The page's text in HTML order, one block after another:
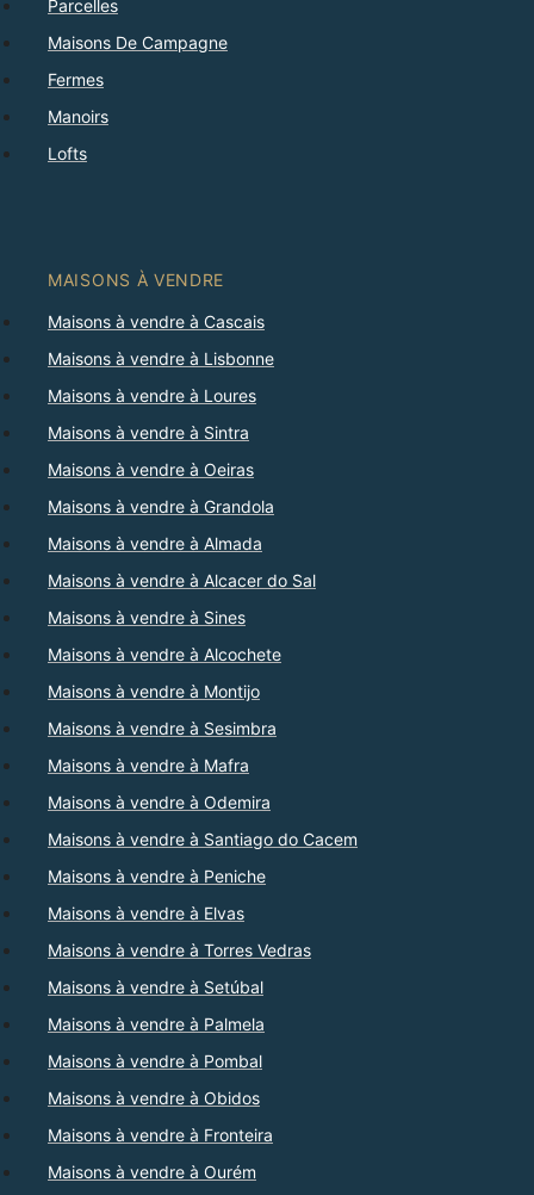
Parcelles
Maisons De Campagne
Fermes
Manoirs
Lofts
MAISONS À VENDRE
Maisons à vendre à Cascais
Maisons à vendre à Lisbonne
Maisons à vendre à Loures
Maisons à vendre à Sintra
Maisons à vendre à Oeiras
Maisons à vendre à Grandola
Maisons à vendre à Almada
Maisons à vendre à Alcacer do Sal
Maisons à vendre à Sines
Maisons à vendre à Alcochete
Maisons à vendre à Montijo
Maisons à vendre à Sesimbra
Maisons à vendre à Mafra
Maisons à vendre à Odemira
Maisons à vendre à Santiago do Cacem
Maisons à vendre à Peniche
Maisons à vendre à Elvas
Maisons à vendre à Torres Vedras
Maisons à vendre à Setúbal
Maisons à vendre à Palmela
Maisons à vendre à Pombal
Maisons à vendre à Obidos
Maisons à vendre à Fronteira
Maisons à vendre à Ourém